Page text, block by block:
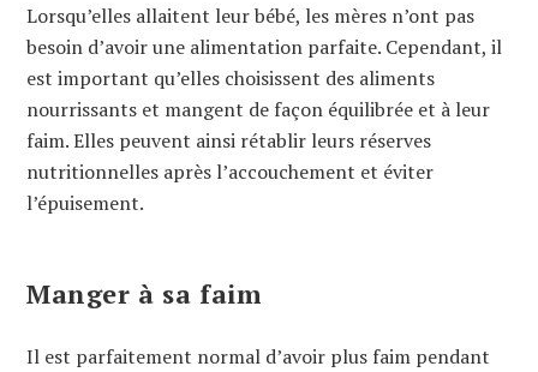
Lorsqu’elles allaitent leur bébé, les mères n’ont pas
besoin d’avoir une alimentation parfaite. Cependant, il
est important qu’elles choisissent des aliments
nourrissants et mangent de façon équilibrée et à leur
faim. Elles peuvent ainsi rétablir leurs réserves
nutritionnelles après l’accouchement et éviter
l’épuisement.
Manger à sa faim
Il est parfaitement normal d’avoir plus faim pendant